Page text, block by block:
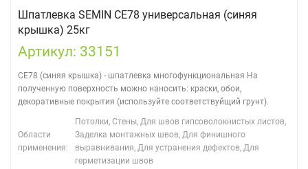
Шпатлевка SEMIN CE78 универсальная (синяя
крышка) 25кг
Артикул: 33151
CE78 (синяя крышка) - шпатлевка многофункциональная На
полученную поверхность можно наносить: краски, обои,
декоративные покрытия (используйте соответствуйщий грунт).
Области
применения:
Потолки, Стены, Для швов гипсоволокнистых листов,
Заделка монтажных швов, Для финишного
выравнивания, Для устранения дефектов, Для
герметизации швов